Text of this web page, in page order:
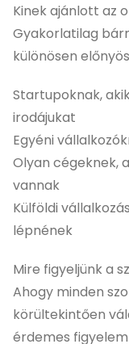
Kinek ajánlott az
Gyakorlatilag
különösen
Startupoknak,
irodájukat
Egyéni
Olyan cégeknek,
vannak
Külföldi
lépnének
Mire figyeljünk a
Ahogy minden
körültekintően
érdemes